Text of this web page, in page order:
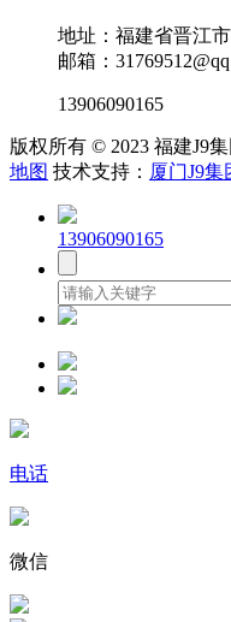
地址：福建省晋江
邮箱：
13906090165
版权所有 © 2023 福建J9
地图 技术支持： 厦门J9
13906090165
电话
微信